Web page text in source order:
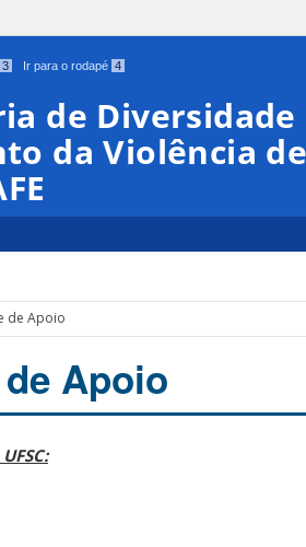
3 Ir para o rodapé 4
de Diversidade
da Violência
de Apoio
Apoio